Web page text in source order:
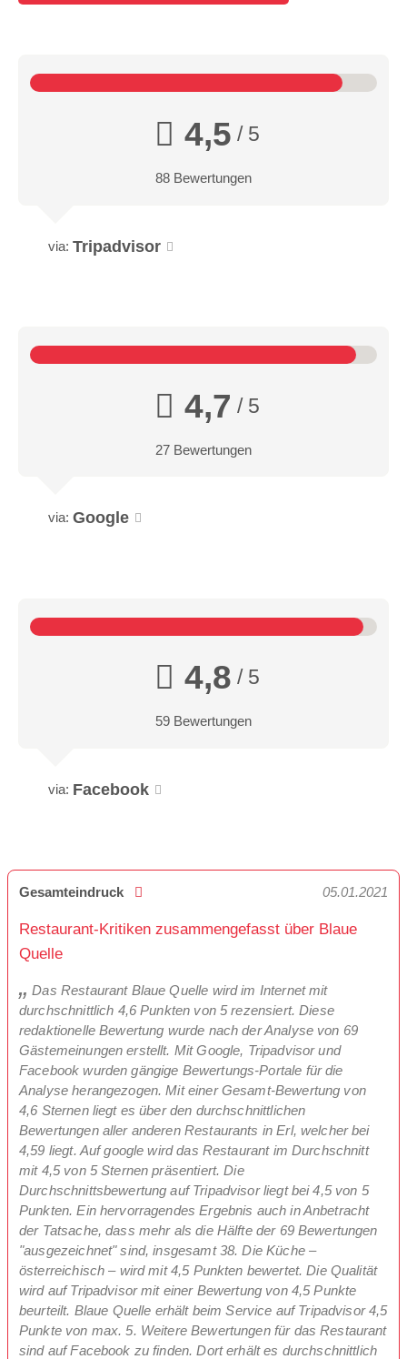
4,5 / 5
88 Bewertungen
via: Tripadvisor
4,7 / 5
27 Bewertungen
via: Google
4,8 / 5
59 Bewertungen
via: Facebook
Gesamteindruck 05.01.2021
Restaurant-Kritiken zusammengefasst über Blaue
Quelle
Das Restaurant Blaue Quelle wird im Internet mit
durchschnittlich 4,6 Punkten von 5 rezensiert. Diese
redaktionelle Bewertung wurde nach der Analyse von 69
Gästemeinungen erstellt. Mit Google, Tripadvisor und
Facebook wurden gängige Bewertungs-Portale für die
Analyse herangezogen. Mit einer Gesamt-Bewertung von
4,6 Sternen liegt es über den durchschnittlichen
Bewertungen aller anderen Restaurants in Erl, welcher bei
4,59 liegt. Auf google wird das Restaurant im Durchschnitt
mit 4,5 von 5 Sternen präsentiert. Die
Durchschnittsbewertung auf Tripadvisor liegt bei 4,5 von 5
Punkten. Ein hervorragendes Ergebnis auch in Anbetracht
der Tatsache, dass mehr als die Hälfte der 69 Bewertungen
"ausgezeichnet" sind, insgesamt 38. Die Küche –
österreichisch – wird mit 4,5 Punkten bewertet. Die Qualität
wird auf Tripadvisor mit einer Bewertung von 4,5 Punkte
beurteilt. Blaue Quelle erhält beim Service auf Tripadvisor 4,5
Punkte von max. 5. Weitere Bewertungen für das Restaurant
sind auf Facebook zu finden. Dort erhält es durchschnittlich